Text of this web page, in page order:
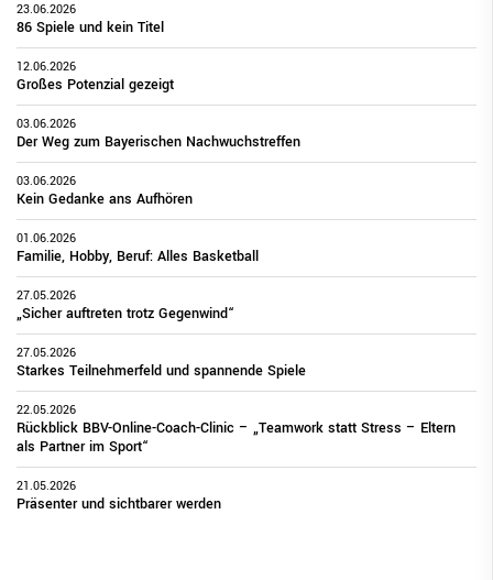
23.06.2026
86 Spiele und kein Titel
12.06.2026
Großes Potenzial gezeigt
03.06.2026
Der Weg zum Bayerischen Nachwuchstreffen
03.06.2026
Kein Gedanke ans Aufhören
01.06.2026
Familie, Hobby, Beruf: Alles Basketball
27.05.2026
„Sicher auftreten trotz Gegenwind“
27.05.2026
Starkes Teilnehmerfeld und spannende Spiele
22.05.2026
Rückblick BBV-Online-Coach-Clinic – „Teamwork statt Stress – Eltern
als Partner im Sport“
21.05.2026
Präsenter und sichtbarer werden